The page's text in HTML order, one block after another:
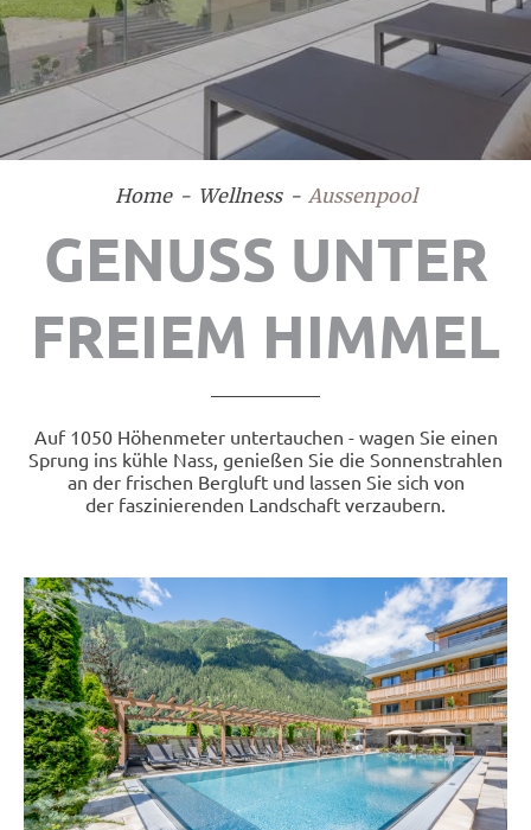
Home Wellness Aussenpool
GENUSS UNTER
FREIEM HIMMEL
Auf 1050 Höhenmeter untertauchen - wagen Sie einen
Sprung ins kühle Nass, genießen Sie die Sonnenstrahlen
an der frischen Bergluft und lassen Sie sich von
der faszinierenden Landschaft verzaubern.